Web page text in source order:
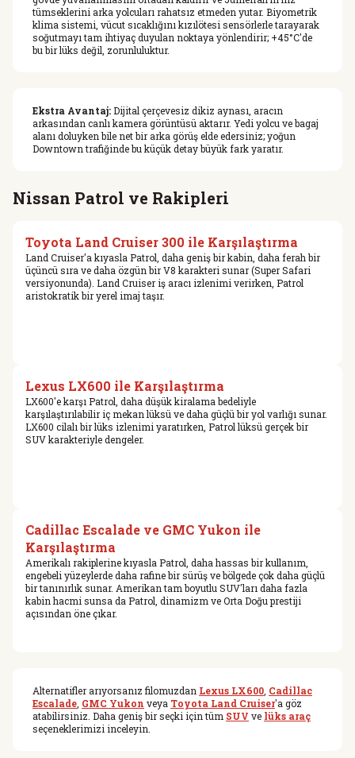
tümseklerini arka yolcuları rahatsız etmeden yutar. Biyometrik
klima sistemi, vücut sıcaklığını kızılötesi sensörlerle tarayarak
soğutmayı tam ihtiyaç duyulan noktaya yönlendirir; +45°C'de
bu bir lüks değil, zorunluluktur.
Ekstra Avantaj:Dijital çerçevesiz dikiz aynası, aracın
arkasından canlı kamera görüntüsü aktarır. Yedi yolcu ve bagaj
alanı doluyken bile net bir arka görüş elde edersiniz; yoğun
Downtown trafiğinde bu küçük detay büyük fark yaratır.
Nissan Patrol ve Rakipleri
Toyota Land Cruiser 300 ile Karşılaştırma
Land Cruiser'a kıyasla Patrol, daha geniş bir kabin, daha ferah bir
üçüncü sıra ve daha özgün bir V8 karakteri sunar (Super Safari
versiyonunda). Land Cruiser iş aracı izlenimi verirken, Patrol
aristokratik bir yerel imaj taşır.
Lexus LX600 ile Karşılaştırma
LX600'e karşı Patrol, daha düşük kiralama bedeliyle
karşılaştırılabilir iç mekan lüksü ve daha güçlü bir yol varlığı sunar.
LX600 cilalı bir lüks izlenimi yaratırken, Patrol lüksü gerçek bir
SUV karakteriyle dengeler.
Cadillac Escalade ve GMC Yukon ile
Karşılaştırma
Amerikalı rakiplerine kıyasla Patrol, daha hassas bir kullanım,
engebeli yüzeylerde daha rafine bir sürüş ve bölgede çok daha güçlü
bir tanınırlık sunar. Amerikan tam boyutlu SUV'ları daha fazla
kabin hacmi sunsa da Patrol, dinamizm ve Orta Doğu prestiji
açısından öne çıkar.
Alternatifler arıyorsanız filomuzdan Lexus LX600 Cadillac
Escalade GMC Yukon veya Toyota Land Cruiser'a göz
atabilirsiniz. Daha geniş bir seçki için tüm SUV ve lüks araç
seçeneklerimizi inceleyin.